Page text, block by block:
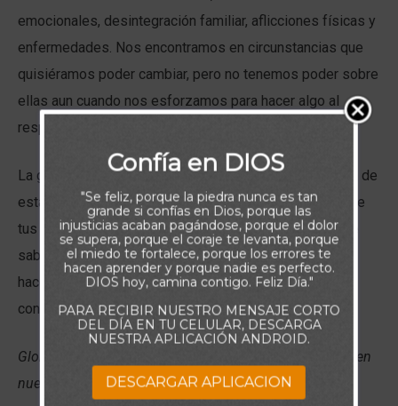
emocionales, desintegración familiar, aflicciones físicas y
enfermedades. Nos encontramos en circunstancias que
quisiéramos poder cambiar, pero no tenemos poder sobre
ellas aun cuando nos esforzamos para hacer algo al
respecto.
La gracia es absolutamente lo contrario a la enseñanza de
esta vida que dice que estás solo y debes depender de
tus propios recursos: “Esfuérzate en el trabajo. Invierte
sabiamente. Da lo mejor de ti. Haz todo lo que puedas
hacer, y sé todo lo que puedas ser.” La gracia, por el
contrario, nos enseña:
Gloriarnos en nuestras debilidades en lugar de hacerlo en
nuestras fortalezas (2 Corintios 12:9).
Confía en DIOS
"Se feliz, porque la piedra nunca es tan
grande si confías en Dios, porque las
injusticias acaban pagándose, porque el dolor
se supera, porque el coraje te levanta, porque
el miedo te fortalece, porque los errores te
hacen aprender y porque nadie es perfecto.
DIOS hoy, camina contigo. Feliz Día."
PARA RECIBIR NUESTRO MENSAJE CORTO
DEL DÍA EN TU CELULAR, DESCARGA
NUESTRA APLICACIÓN ANDROID.
DESCARGAR APLICACION